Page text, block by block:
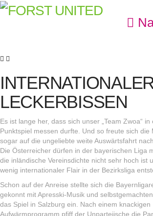
LECKERBISSEN
Es ist lange her, dass sich unser „Team Zwoa“ in
Punktspiel messen durfte. Und so freute sich die
sogar auf die ungeliebte weite Auswärtsfahrt
Die Österreicher dürfen in der bayerischen Liga
die inländische Vereinsdichte nicht sehr hoch ist
wenig internationaler Flair in der Bezirksliga
Schon auf der Anreise stellte sich die
gekonnt mit Apresski-Musik und
das Spiel in Salzburg ein. Nach einem knackigen
Aufwärmprogramm pfiff der Unparteiische die